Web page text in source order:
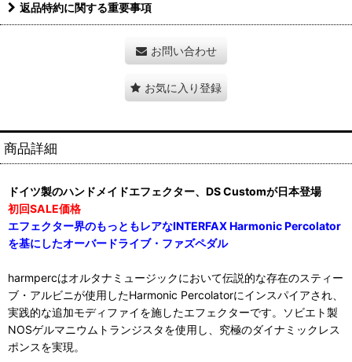
返品特約に関する重要事項
お問い合わせ
お気に入り登録
商品詳細
ドイツ製のハンドメイドエフェクター、DS Customが日本登場
初回SALE価格
エフェクター界のもっともレアなINTERFAX Harmonic Percolator
を基にしたオーバードライブ・ファズペダル
harmpercはオルタナミュージックにおいて伝説的な存在のスティー
ブ・アルビニが使用したHarmonic Percolatorにインスパイアされ、
実践的な追加モディファイを施したエフェクターです。ソビエト製
NOSゲルマニウムトランジスタを使用し、究極のダイナミックレス
ポンスを実現。